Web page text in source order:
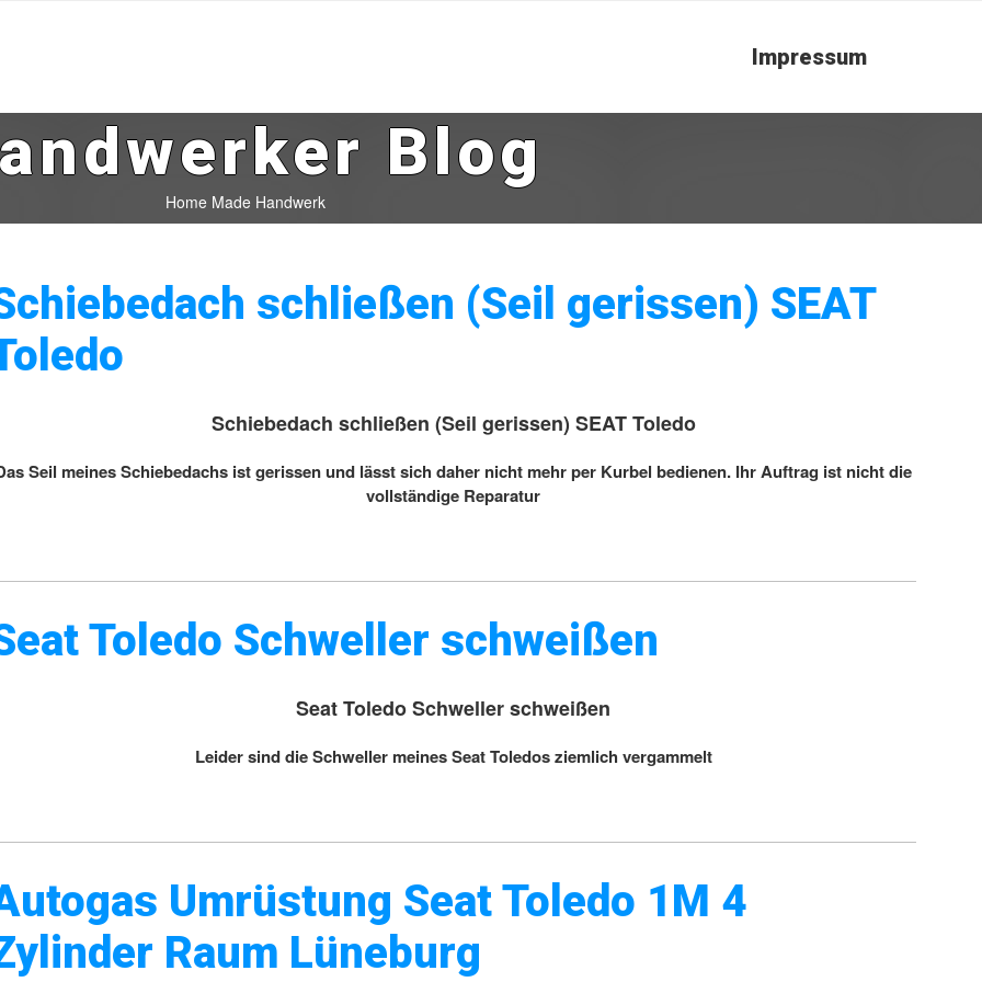
Impressum
Blog
Home Made Handwerk
schließen (Seil gerissen) SEAT
Schiebedach schließen (Seil gerissen) SEAT Toledo
Seil meines Schiebedachs ist gerissen und lässt sich daher nicht mehr per Kurbel bedienen. Ihr Auftrag ist nicht die
vollständige Reparatur
Toledo Schweller schweißen
Seat Toledo Schweller schweißen
Leider sind die Schweller meines Seat Toledos ziemlich vergammelt
Umrüstung Seat Toledo 1M 4
Raum Lüneburg